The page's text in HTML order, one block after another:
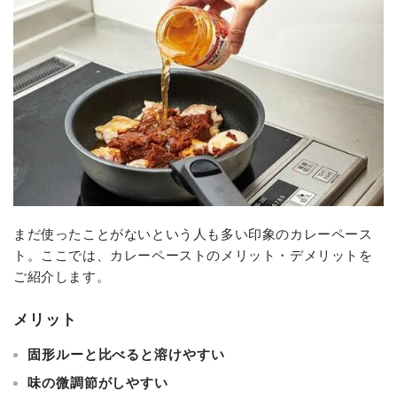
まだ使ったことがないという人も多い印象のカレーペース
ト。ここでは、カレーペーストのメリット・デメリットを
ご紹介します。
メリット
固形ルーと比べると溶けやすい
味の微調節がしやすい